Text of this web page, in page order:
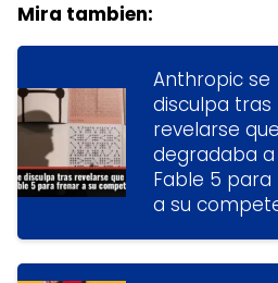
Mira tambien:
Anthropic se
disculpa tras
revelarse que
degradaba a
Fable 5
a su